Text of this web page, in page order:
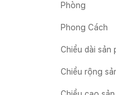
Phòng
Phong Cách
Chiều dài sản
Chiều rộng